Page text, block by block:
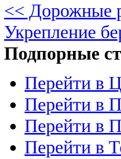
<< Дорожные
Укрепление
Подпорные
Перейти в
Перейти в
Перейти в
Перейти в